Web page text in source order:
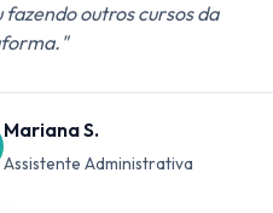
fazendo outros cursos da
Mariana S.
Assistente Administrativa